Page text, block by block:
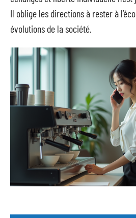
Il oblige les directions à rester à
évolutions de la société.